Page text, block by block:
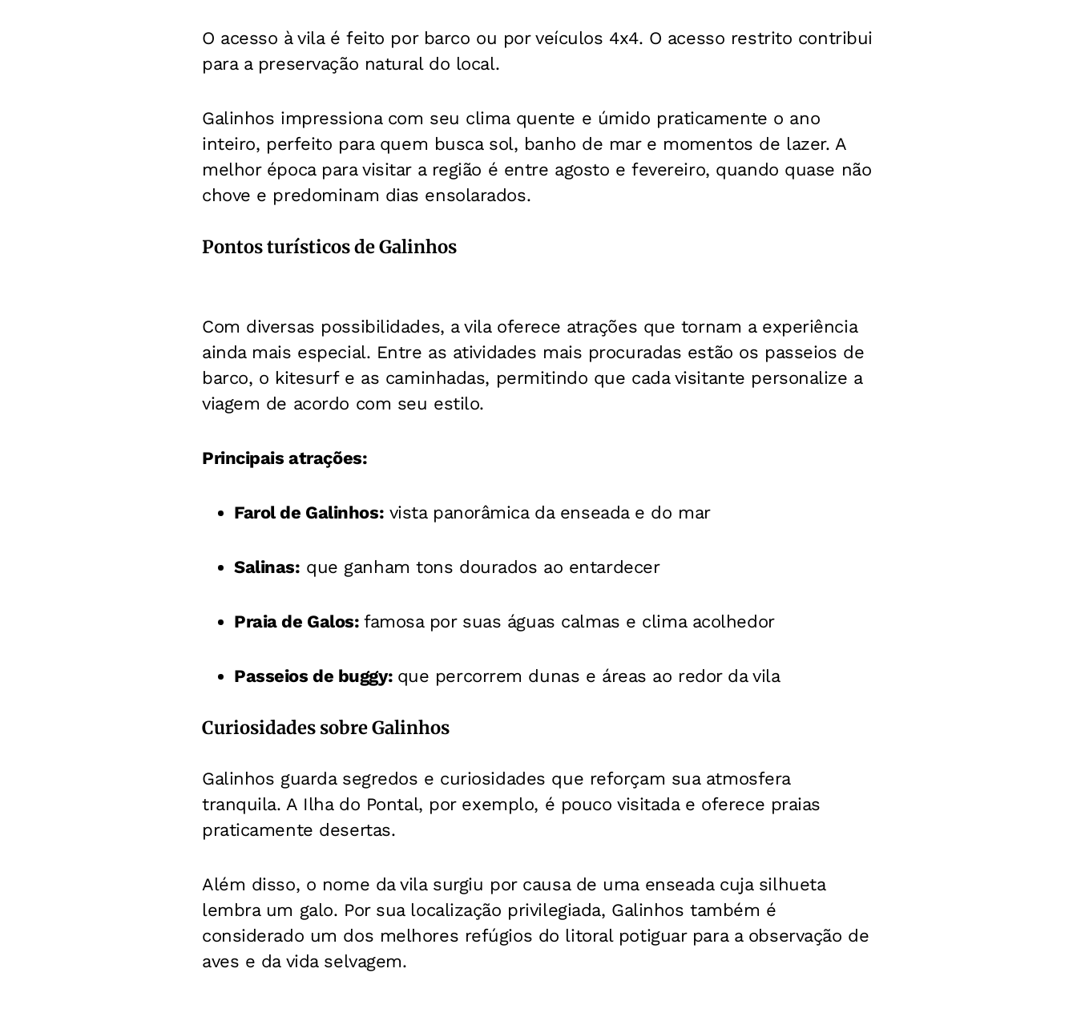
O acesso à vila é feito por barco ou por veículos 4x4. O acesso restrito contribui
para a preservação natural do local.
Galinhos impressiona com seu clima quente e úmido praticamente o ano
inteiro, perfeito para quem busca sol, banho de mar e momentos de lazer. A
melhor época para visitar a região é entre agosto e fevereiro, quando quase não
chove e predominam dias ensolarados.
Pontos turísticos de Galinhos
Com diversas possibilidades, a vila oferece atrações que tornam a experiência
ainda mais especial. Entre as atividades mais procuradas estão os passeios de
barco, o kitesurf e as caminhadas, permitindo que cada visitante personalize a
viagem de acordo com seu estilo.
Principais atrações:
Farol de Galinhos: vista panorâmica da enseada e do mar
Salinas: que ganham tons dourados ao entardecer
Praia de Galos: famosa por suas águas calmas e clima acolhedor
Passeios de buggy: que percorrem dunas e áreas ao redor da vila
Curiosidades sobre Galinhos
Galinhos guarda segredos e curiosidades que reforçam sua atmosfera
tranquila.A Ilha do Pontal, por exemplo, é pouco visitada e oferece praias
praticamente desertas.
Além disso, o nome da vila surgiu por causa de uma enseada cuja silhueta
lembra um galo. Por sua localização privilegiada, Galinhos também é
considerado um dos melhores refúgios do litoral potiguar para a observação de
aves e da vida selvagem.